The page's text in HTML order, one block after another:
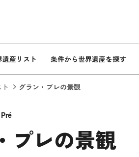
遺産リスト 条件から世界遺産を探す
グラン・プレの景観
プレの景観